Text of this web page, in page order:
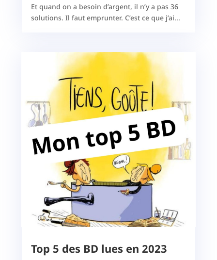
Et quand on a besoin d’argent, il n’y a pas 36
solutions. Il faut emprunter. C’est ce que j’ai...
Top 5 des BD lues en 2023